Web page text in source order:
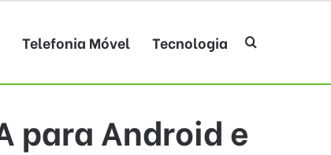
Telefonia Móvel Tecnologia Procurar por
para Android e